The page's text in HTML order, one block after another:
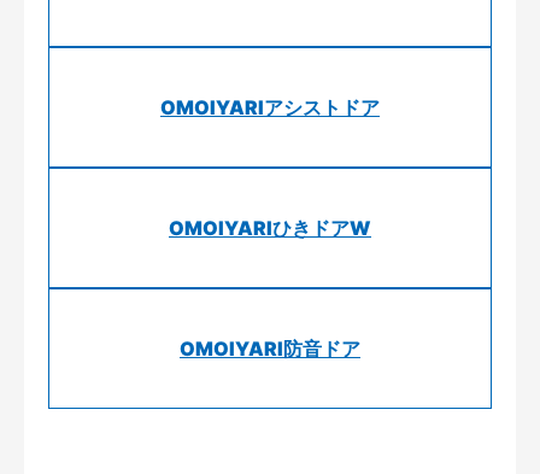
OMOIYARIアシストドア
OMOIYARIひきドアW
OMOIYARI防音ドア